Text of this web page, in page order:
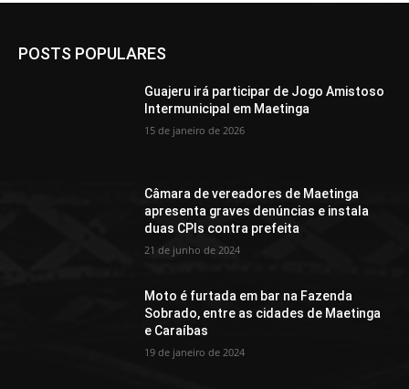
POSTS POPULARES
Guajeru irá participar de Jogo Amistoso
Intermunicipal em Maetinga
15 de janeiro de 2026
Câmara de vereadores de Maetinga
apresenta graves denúncias e instala
duas CPIs contra prefeita
21 de junho de 2024
Moto é furtada em bar na Fazenda
Sobrado, entre as cidades de Maetinga
e Caraíbas
19 de janeiro de 2024